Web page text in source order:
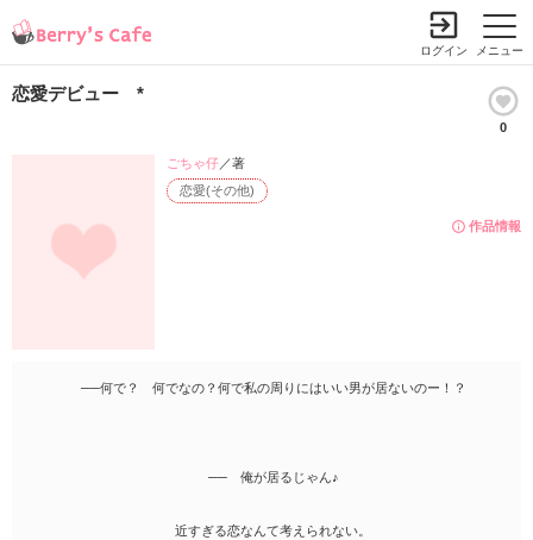
メニュー
ログイン
恋愛デビュー *
0
作品情報
恋愛(その他)
ごちゃ仔／著
──何で？ 何でなの？何で私の周りにはいい男が居ないのー！？
── 俺が居るじゃん♪
近すぎる恋なんて考えられない。